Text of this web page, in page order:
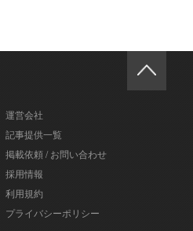
運営会社
記事提供一覧
掲載依頼 / お問い合わせ
採用情報
利用規約
プライバシーポリシー